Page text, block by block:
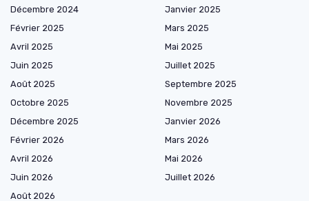
Décembre 2024
Janvier 2025
Février 2025
Mars 2025
Avril 2025
Mai 2025
Juin 2025
Juillet 2025
Août 2025
Septembre 2025
Octobre 2025
Novembre 2025
Décembre 2025
Janvier 2026
Février 2026
Mars 2026
Avril 2026
Mai 2026
Juin 2026
Juillet 2026
Août 2026